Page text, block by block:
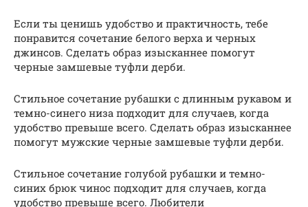
Если ты ценишь удобство и практичность, тебе
понравится сочетание белого верха и черных
джинсов. Сделать образ изысканнее помогут
черные замшевые туфли дерби.
Стильное сочетание рубашки с длинным рукавом и
темно-синего низа подходит для случаев, когда
удобство превыше всего. Сделать образ изысканнее
помогут мужские черные замшевые туфли дерби.
Стильное сочетание голубой рубашки и темно-
синих брюк чинос подходит для случаев, когда
удобство превыше всего. Любители